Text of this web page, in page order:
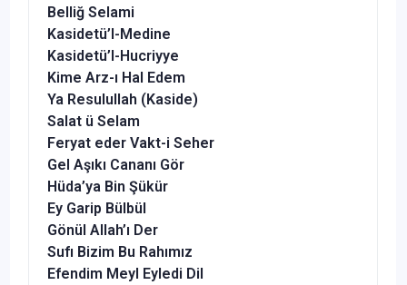
Belliğ Selami
Kasidetü’l-Medine
Kasidetü’l-Hucriyye
Kime Arz-ı Hal Edem
Ya Resulullah (Kaside)
Salat ü Selam
Feryat eder Vakt-i Seher
Gel Aşıkı Cananı Gör
Hüda’ya Bin Şükür
Ey Garip Bülbül
Gönül Allah’ı Der
Sufı Bizim Bu Rahımız
Efendim Meyl Eyledi Dil